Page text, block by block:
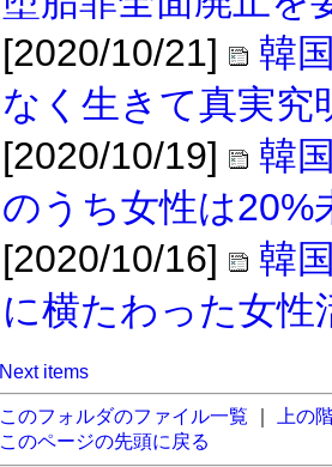
[2020/10/21]
韓
なく生きて真実究
[2020/10/19]
韓
のうち女性は20%
[2020/10/16]
韓
に横たわった女性
Next items
このフォルダのファイル一覧
上の
このページの先頭に戻る